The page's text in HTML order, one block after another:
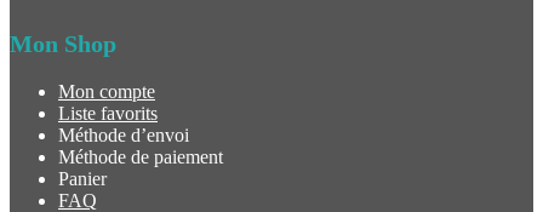
Mon Shop
Mon compte
Liste favorits
Méthode d’envoi
Méthode de paiement
Panier
FAQ